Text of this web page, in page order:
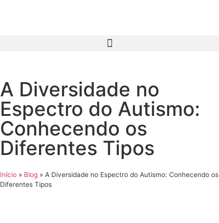
A Diversidade no
Espectro do Autismo:
Conhecendo os
Diferentes Tipos
Início » Blog » A Diversidade no Espectro do Autismo: Conhecendo os
Diferentes Tipos